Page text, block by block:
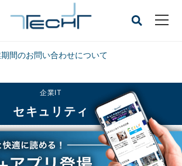
間のお問い合わせについて
CLOSE
企業IT
セキュリティ
セキュリティ